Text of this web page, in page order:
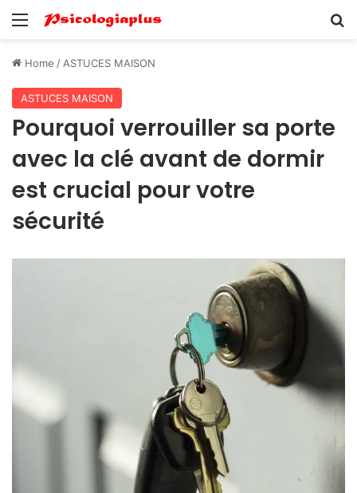
Menu
Home / ASTUCES MAISON
ASTUCES MAISON
Pourquoi verrouiller sa porte
avec la clé avant de dormir
est crucial pour votre
sécurité